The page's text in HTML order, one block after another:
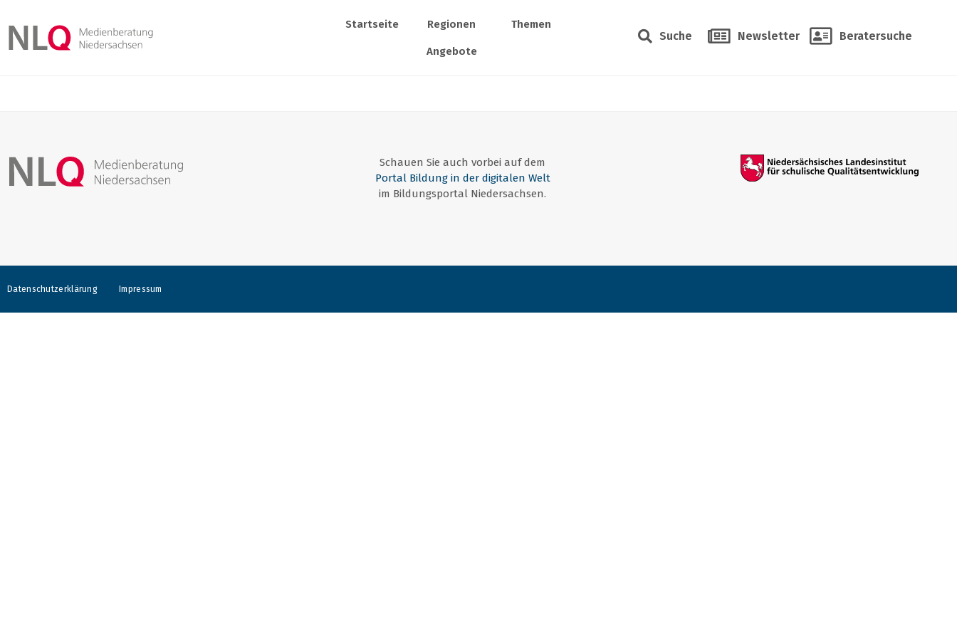
Startseite Regionen Themen
Angebote
Suche Newsletter Beratersuche
Schauen Sie auch vorbei auf dem
Portal Bildung in der digitalen Welt
im Bildungsportal Niedersachsen.
Datenschutzerklärung Impressum